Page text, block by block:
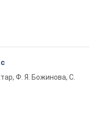
Ф. Я. Божинова, С.